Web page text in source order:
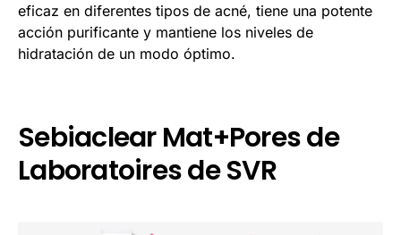
eficaz en diferentes tipos de acné, tiene una potente
acción purificante y mantiene los niveles de
hidratación de un modo óptimo.
Sebiaclear Mat+Pores de
Laboratoires de SVR